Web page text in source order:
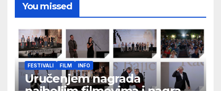
You missed
FESTIVALI FILM INFO
Uručenjem nagrada